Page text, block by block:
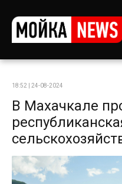
18:52 | 24-08-2024
В Махачкале